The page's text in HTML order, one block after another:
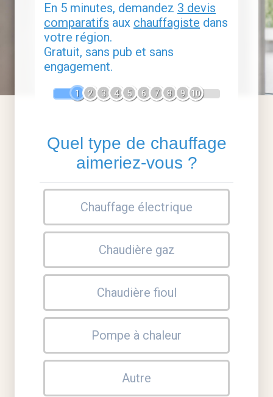
En 5 minutes, demandez 3 devis
comparatifs aux chauffagiste dans
votre région.
Gratuit, sans pub et sans
engagement.
1 2 3 4 5 6 7 8 9 10
Quel type de chauffage
aimeriez-vous ?
Chauffage électrique
Chaudière gaz
Chaudière fioul
Pompe à chaleur
Autre